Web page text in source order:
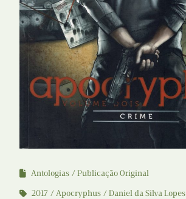
Antologias
Publicação Original
2017
Apocryphus Daniel da Silva Lopes